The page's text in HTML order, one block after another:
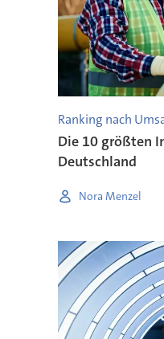
Ranking nach
Die 10 größten
Deutschland
Nora Menzel